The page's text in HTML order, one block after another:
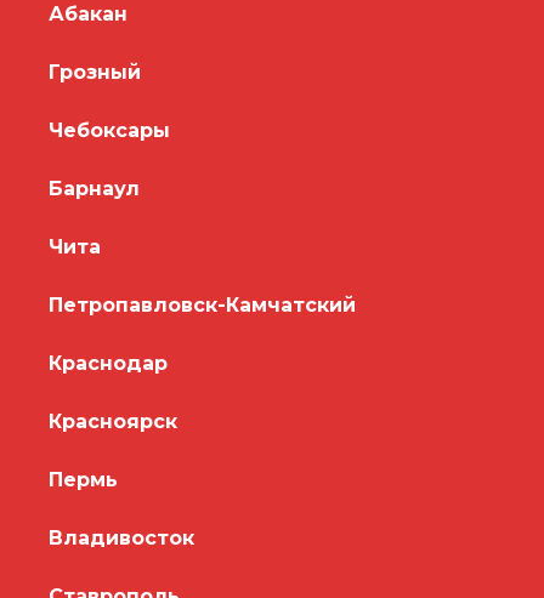
Абакан
Грозный
Чебоксары
Барнаул
Чита
Петропавловск-Камчатский
Краснодар
Красноярск
Пермь
Владивосток